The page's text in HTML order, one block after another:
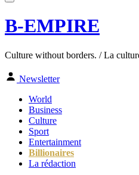
B-EMPIRE
Culture without borders. / La
Newsletter
World
Business
Culture
Sport
Entertainment
Billionaires
La rédaction